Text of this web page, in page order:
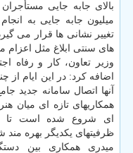
میلیون جابه جایی به
تغییر نشانی ها قرار می
های سنتی ابلاغ مثل اعزام
وزیر تعاون، کار و رفاه
اضافه کرد: در این ایام
آنها اتصال سامانه جدید
همکاریهای تازه ای میان
ای شروع شده است تا
ظرفیتهای یکدیگر بهره مند
میدری همکاری بین